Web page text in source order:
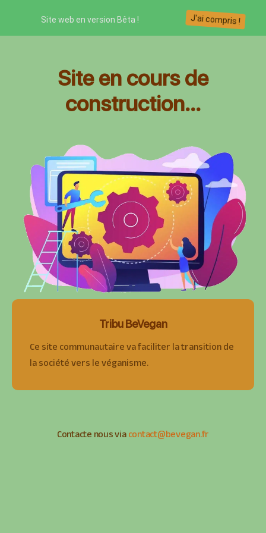
Site en cours de
construction...
Tribu BeVegan
Ce site communautaire va faciliter la transition de
la société vers le véganisme.
Contacte nous viacontact@bevegan.fr
Site web en version Bêta ! J'ai compris !